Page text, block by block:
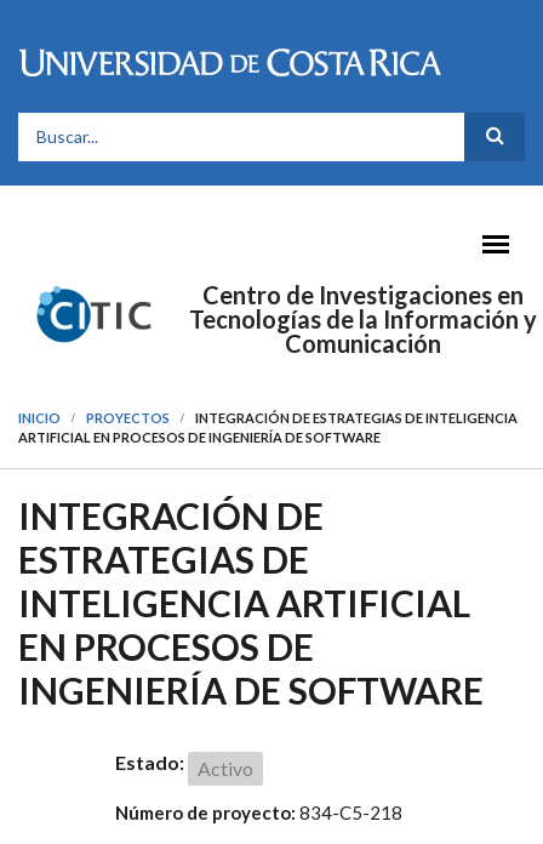
FORMULARIO DE BÚSQUEDA
Centro de Investigaciones en
Tecnologías de la Información y
Comunicación
INICIO PROYECTOS
INTEGRACIÓN DE ESTRATEGIAS DE INTELIGENCIA
ARTIFICIAL EN PROCESOS DE INGENIERÍA DE SOFTWARE
INTEGRACIÓN DE
ESTRATEGIAS DE
INTELIGENCIA ARTIFICIAL
EN PROCESOS DE
INGENIERÍA DE SOFTWARE
Estado: Activo
Número de proyecto: 834-C5-218